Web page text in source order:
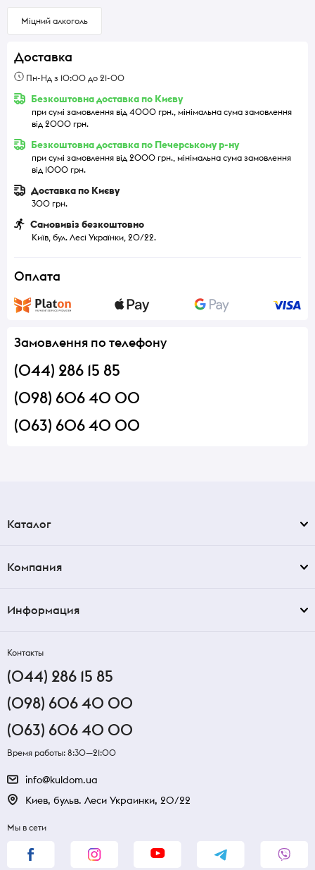
Міцний алкоголь
Доставка
Пн-Нд з 10:00 до 21-00
Безкоштовна доставка по Києву
при сумі замовлення від 4000 грн., мінімальна сума замовлення
від 2000 грн.
Безкоштовна доставка по Печерському р-ну
при сумі замовлення від 2000 грн., мінімальна сума замовлення
від 1000 грн.
Доставка по Києву
300 грн.
Самовивіз безкоштовно
Київ, бул. Лесі Українки, 20/22.
Оплата
Замовлення по телефону
(044) 286 15 85
(098) 606 40 00
(063) 606 40 00
Каталог
Компания
Информация
Контакты
(044) 286 15 85
(098) 606 40 00
(063) 606 40 00
Время работы: 8:30—21:00
info@kuldom.ua
Киев, бульв. Леси Украинки, 20/22
Мы в сети